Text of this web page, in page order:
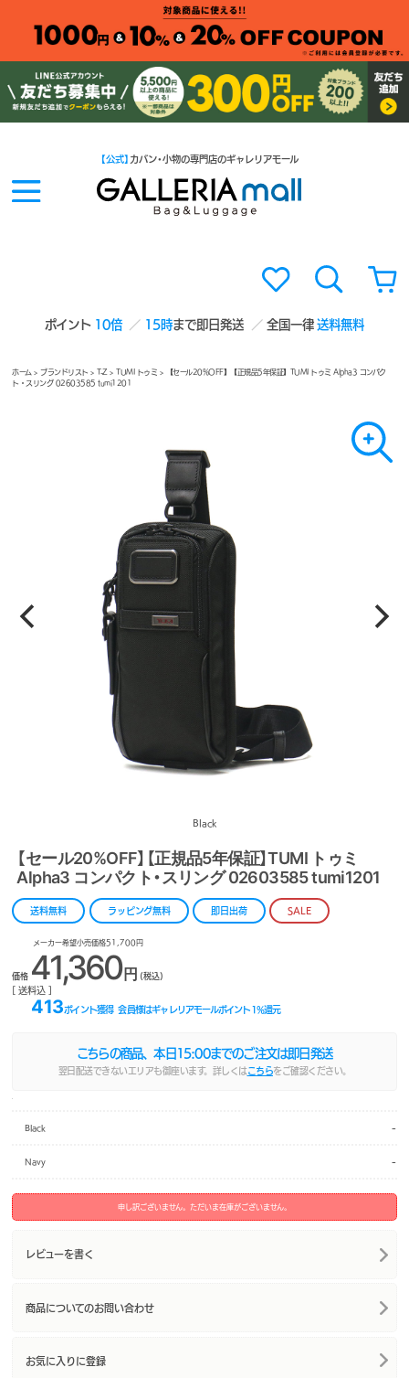
ポイント 10倍 15時まで即日発送 全国一律送料無料
【公式】 カバン・小物の専門店のギャレリアモール
ホーム >ブランドリスト > T-Z > TUMI トゥミ > 【セール20%OFF】【正規品5年保証】TUMI トゥミ Alpha3 コンパク
ト・スリング 02603585 tumi1201
Black
【セール20%OFF】【正規品5年保証】TUMI トゥミ
Alpha3 コンパクト・スリング 02603585 tumi1201
送料無料 ラッピング無料 即日出荷 SALE
メーカー希望小売価格51,700円
価格 41,360円 (税込)
[ 送料込 ]
413ポイント獲得 会員様はギャレリアモールポイント 1 %還元
こちらの商品、本日 15:00までのご注文は即日発送
翌日配送できないエリアも御座います。詳しくは こちらをご確認ください。
Black -
Navy -
申し訳ございません。ただいま在庫がございません。
レビューを書く
商品についてのお問い合わせ
お気に入りに登録